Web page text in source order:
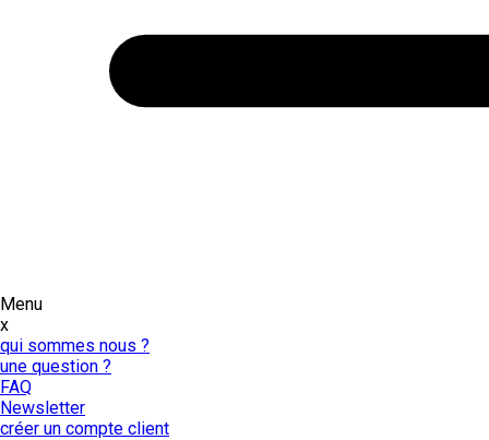
Menu
x
qui sommes nous ?
une question ?
FAQ
Newsletter
créer un compte client